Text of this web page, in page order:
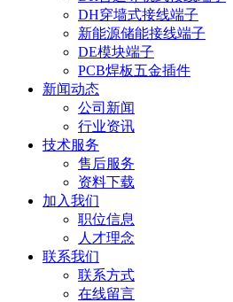
DH穿墙式接线端子
新能源储能接线端子
DE模块端子
PCB焊板五金插件
新闻动态
公司新闻
行业资讯
技术服务
售后服务
资料下载
加入我们
职位信息
人才理念
联系我们
联系方式
在线留言